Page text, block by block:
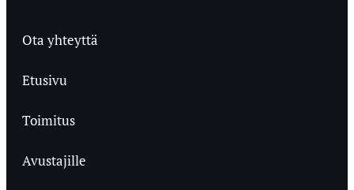
Ota yhteyttä
Etusivu
Toimitus
Avustajille